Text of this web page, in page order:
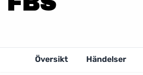
Översikt Händelser